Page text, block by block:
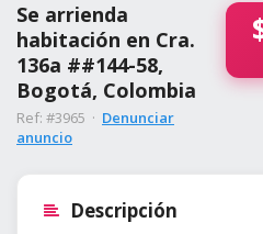
Se arrienda
habitación en Cra.
136a ##144-58,
Bogotá, Colombia
Ref: #3965 · Denunciar
anuncio
Descripción